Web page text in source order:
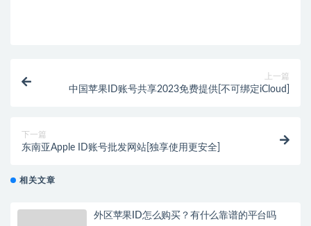
上一篇
中国苹果ID账号共享2023免费提供[不可绑定iCloud]
下一篇
东南亚Apple ID账号批发网站[独享使用更安全]
相关文章
外区苹果ID怎么购买？有什么靠谱的平台吗